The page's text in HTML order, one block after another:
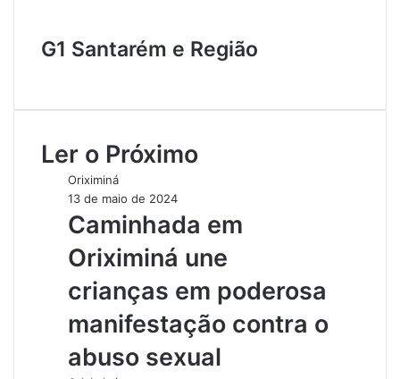
G1 Santarém e Região
b
i
tLer o Próximo
Oriximiná
13 de maio de 2024
Caminhada em
Oriximiná une
crianças em poderosa
manifestação contra o
abuso sexual